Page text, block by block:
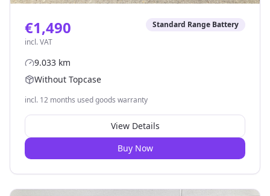
€1,490
incl. VAT
Standard Range Battery
9.033 km
Without Topcase
incl. 12 months used goods warranty
View Details
Buy Now